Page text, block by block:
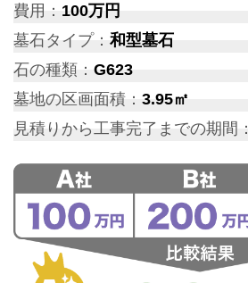
費用： 100万円
墓石タイプ：和型墓石
石の種類： G623
墓地の区画面積： 3.95㎡
見積りから工事完了までの期間：